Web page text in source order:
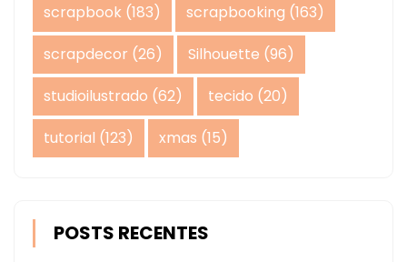
scrapbook (183) scrapbooking (163)
scrapdecor (26) Silhouette (96)
studioilustrado (62) tecido (20)
tutorial (123) xmas (15)
POSTS RECENTES